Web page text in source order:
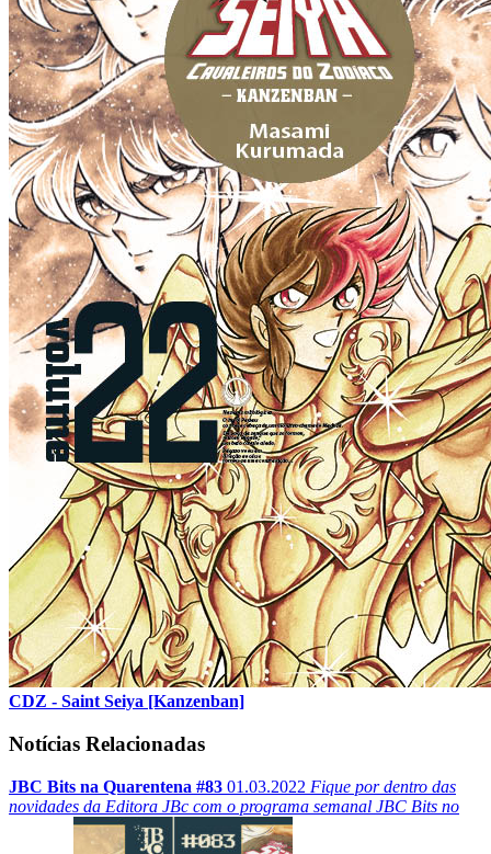
CDZ - Saint Seiya [Kanzenban]
Notícias Relacionadas
JBC Bits na Quarentena #83 01.03.2022 Fique por dentro das
novidades da Editora JBc com o programa semanal JBC Bits no